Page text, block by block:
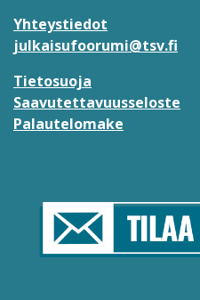
Yhteystiedot
julkaisufoorumi@tsv.fi
Tietosuoja
Saavutettavuusseloste
Palautelomake